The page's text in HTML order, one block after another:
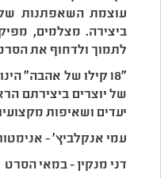
עוצמת השאפתנות
ביצירה. מצלמים,
לתמוך ולדחוף את
"18 קילו של אהבה"
של יוצרים ביצירתם
יעדים ושאיפות
עמי אנקלביץ' -
דני מנקין - במאי הסרט